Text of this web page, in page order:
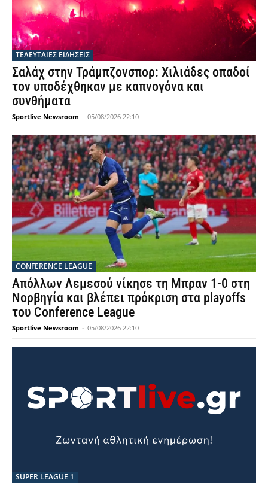
ΤΕΛΕΥΤΑΙΕΣ ΕΙΔΗΣΕΙΣ
Σαλάχ στην Τράμπζονσπορ: Χιλιάδες οπαδοί
τον υποδέχθηκαν με καπνογόνα και
συνθήματα
Sportlive Newsroom - 05/08/2026 22:10
CONFERENCE LEAGUE
Απόλλων Λεμεσού νίκησε τη Μπραν 1-0 στη
Νορβηγία και βλέπει πρόκριση στα playoffs
του Conference League
Sportlive Newsroom - 05/08/2026 22:10
SUPER LEAGUE 1